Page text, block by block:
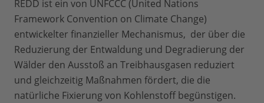
REDD ist ein von UNFCCC (United Nations
Framework Convention on Climate Change)
entwickelter finanzieller Mechanismus, der über die
Reduzierung der Entwaldung und Degradierung der
Wälder den Ausstoß an Treibhausgasen reduziert
und gleichzeitig Maßnahmen fördert, die die
natürliche Fixierung von Kohlenstoff begünstigen.